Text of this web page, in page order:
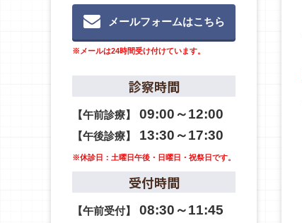
メールフォームはこちら
※メールは24時間受け付けています。
診察時間
【午前診療】 09:00～12:00
【午後診療】 13:30～17:30
※休診日：土曜日午後・日曜日・祝祭日です。
受付時間
【午前受付】 08:30～11:45